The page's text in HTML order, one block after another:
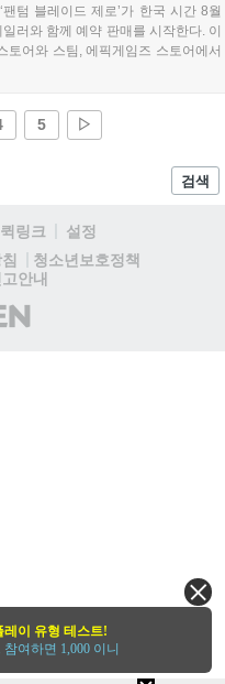
텀 블레이드 제로’가 한국 시간 8월
러와 함께 예약 판매를 시작한다. 이
토어와 스팀, 에픽게임즈 스토어에서
월 29일 정식 출시될 예정이다. 언리
특징으로 한다....
5 ▷
검색
퀵링크
설정
청소년보호정책
안내
레이 유형 테스트!
참여하면 1,000 이니